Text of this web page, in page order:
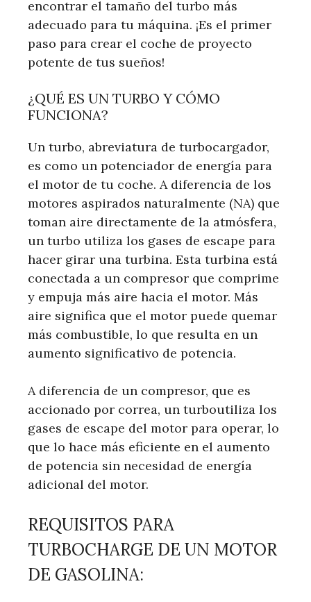
encontrar el tamaño del turbo más
adecuado para tu máquina. ¡Es el primer
paso para crear el coche de proyecto
potente de tus sueños!
¿QUÉ ES UN TURBO Y CÓMO
FUNCIONA?
Un turbo, abreviatura de turbocargador,
es como un potenciador de energía para
el motor de tu coche. A diferencia de los
motores aspirados naturalmente (NA) que
toman aire directamente de la atmósfera,
un turbo utiliza los gases de escape para
hacer girar una turbina. Esta turbina está
conectada a un compresor que comprime
y empuja más aire hacia el motor. Más
aire significa que el motor puede quemar
más combustible, lo que resulta en un
aumento significativo de potencia.
A diferencia de un compresor, que es
accionado por correa, un turboutiliza los
gases de escape del motor para operar, lo
que lo hace más eficiente en el aumento
de potencia sin necesidad de energía
adicional del motor.
REQUISITOS PARA
TURBOCHARGE DE UN MOTOR
DE GASOLINA: